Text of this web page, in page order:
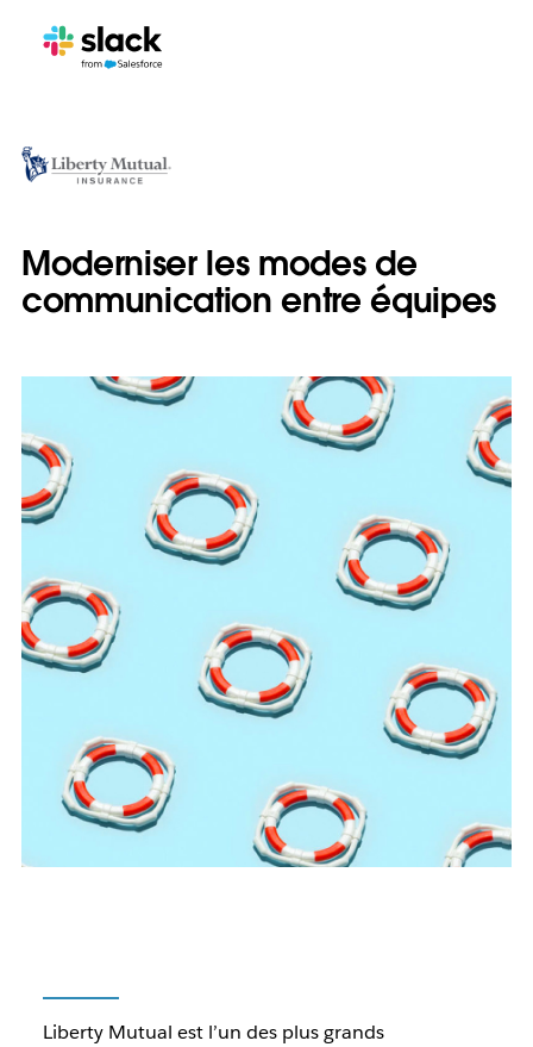
Moderniser les modes de
communication entre équipes
Liberty Mutual est l’un des plus grands